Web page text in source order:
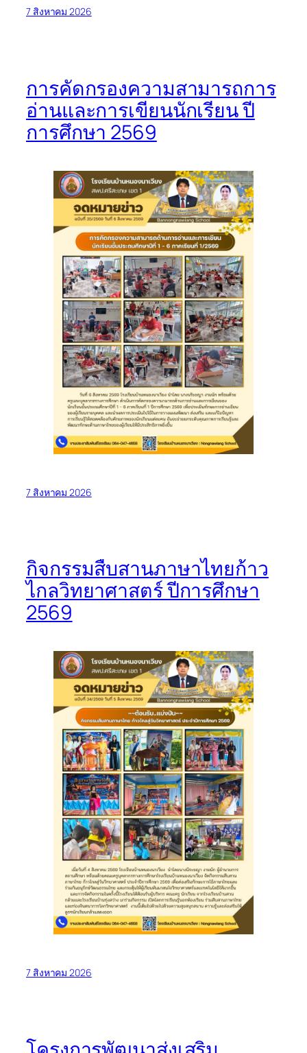
7 สิงหาคม 2026
การคัดกรองความสามารถการ
อ่านและการเขียนนักเรียน ปี
การศึกษา 2569
7 สิงหาคม 2026
กิจกรรมสืบสานภาษาไทยก้าว
ไกลวิทยาศาสตร์ ปีการศึกษา
2569
7 สิงหาคม 2026